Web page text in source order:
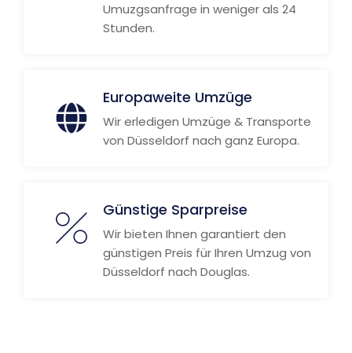
Umuzgsanfrage in weniger als 24
Stunden.
Europaweite Umzüge
Wir erledigen Umzüge & Transporte
von Düsseldorf nach ganz Europa.
Günstige Sparpreise
Wir bieten Ihnen garantiert den
günstigen Preis für Ihren Umzug von
Düsseldorf nach Douglas.